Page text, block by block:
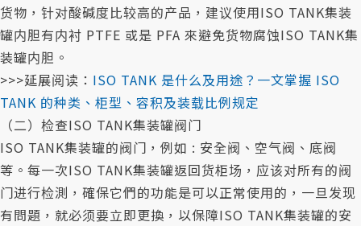
货物，针对酸碱度比较高的产品，建议使用ISO TANK集装
罐内胆有内衬 PTFE 或是 PFA 來避免货物腐蚀ISO TANK集
装罐内胆。
>>>延展阅读： ISO TANK 是什么及用途？一文掌握 ISO
TANK 的种类、柜型、容积及装载比例规定
（二）检查ISO TANK集装罐阀门
ISO TANK集装罐的阀门，例如 : 安全阀、空气阀、底阀
等。每一次ISO TANK集装罐返回货柜场，应该对所有的阀
门进行检測，確保它們的功能是可以正常使用的，一旦发现
有問題，就必须要立即更換，以保障ISO TANK集装罐的安